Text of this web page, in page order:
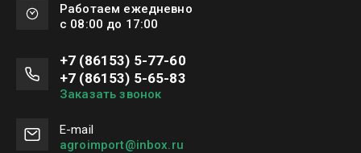
Работаем ежедневно
с 08:00 до 17:00
+7 (86153) 5-77-60
+7 (86153) 5-65-83
Заказать звонок
Е-mail
agroimport@inbox.ru